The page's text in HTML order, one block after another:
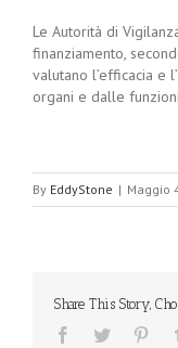
Le Autorità di
finanziamento,
valutano l’efficacia e
organi e dalle
By EddyStone | Maggio
Share This Story,